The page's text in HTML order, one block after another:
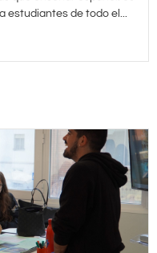
de todo el...